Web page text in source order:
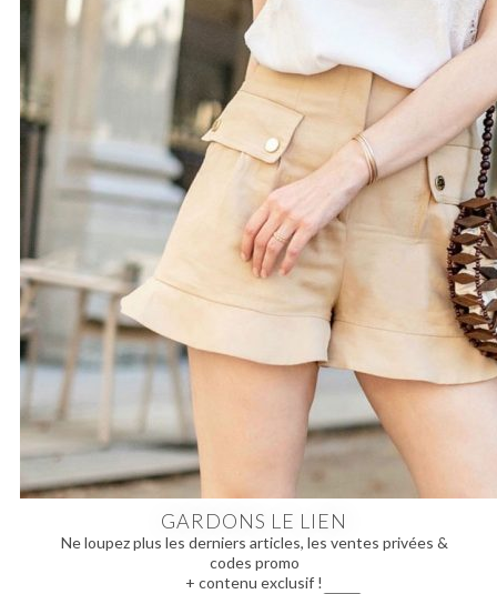
GARDONS LE LIEN
Ne loupez plus les derniers articles, les ventes privées &
codes promo
+ contenu exclusif !